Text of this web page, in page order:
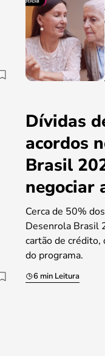
Dívidas
acordos
Brasil
negociar
Cerca de 50%
Desenrola Brasil
cartão de crédito,
do programa.
6 min Leitura